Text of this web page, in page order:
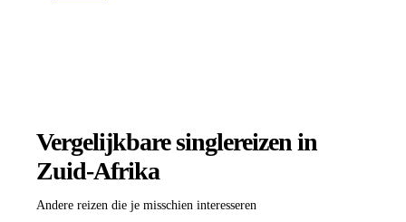
Vergelijkbare singlereizen in
Zuid-Afrika
Andere reizen die je misschien interesseren